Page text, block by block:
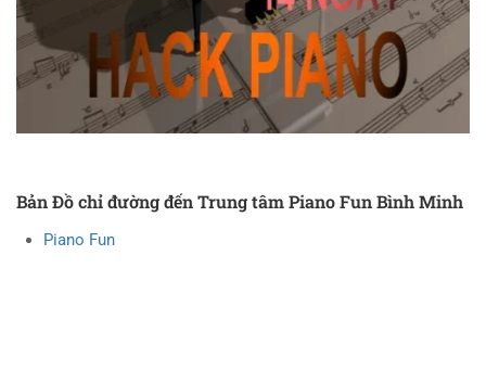
Bản Đồ chỉ đường đến Trung tâm Piano Fun Bình Minh
Piano Fun